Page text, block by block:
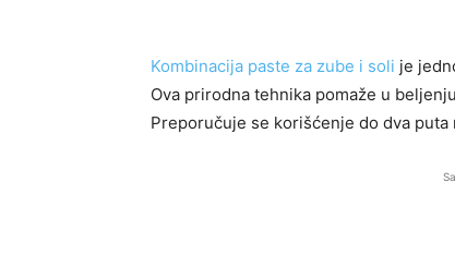
Kombinacija paste za zube i soli je
Ova prirodna tehnika pomaže u
Preporučuje se korišćenje do dva